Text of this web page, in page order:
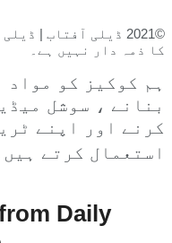
©2021 ڈیلی آفتاب |
کا ذمہ دار نہیں ہے۔
ہم کوکیز کو
بنانے ، سوشل
کرنے اور اپنے
استعمال کرتے
Daily